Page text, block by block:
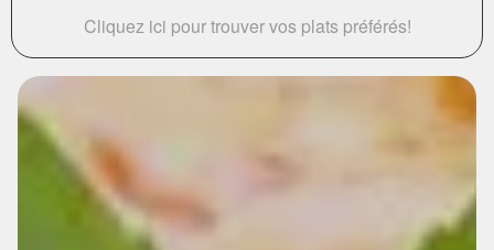
Cliquez ici pour trouver vos plats préférés!